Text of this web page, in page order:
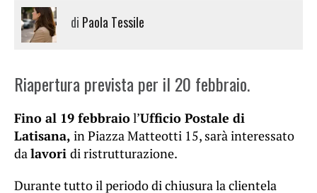
di Paola Tessile
Riapertura prevista per il 20 febbraio.
Fino al 19 febbraiol’Ufficio Postale di
Latisana, in Piazza Matteotti 15, sarà interessato
dalavori di ristrutturazione.
Durante tutto il periodo di chiusura la clientela